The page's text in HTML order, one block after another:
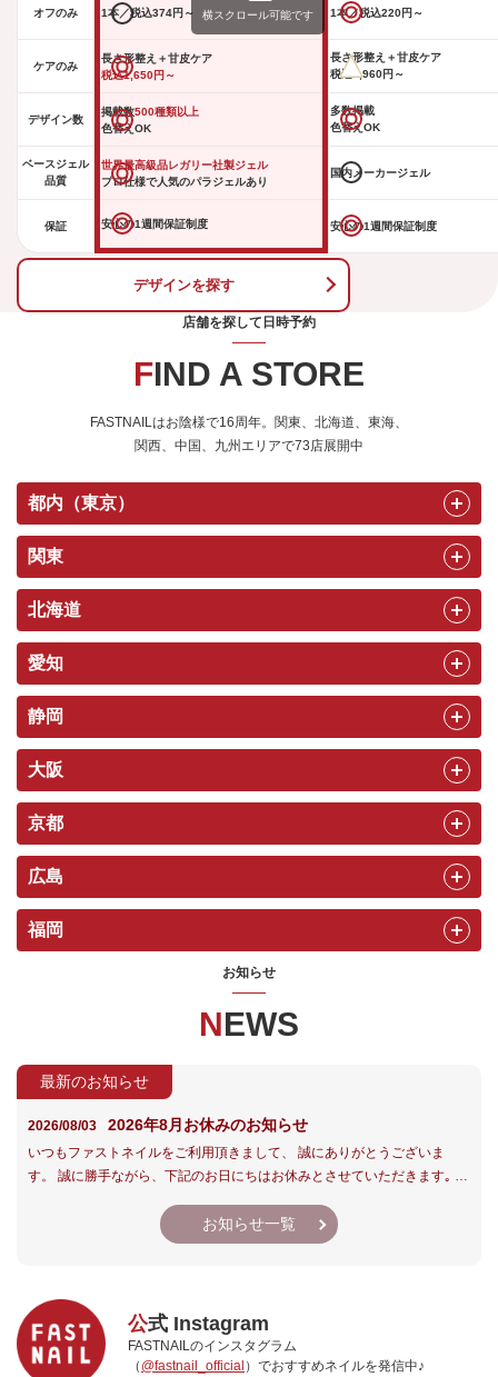
オフのみ 1本／税込374円～ 1本／税込220円～
ケアのみ
長さ形整え＋甘皮ケア
税込1,650円～
長さ形整え＋甘皮ケア
税込3,960円～
デザイン数
掲載数500種類以上
色替えOK
多数掲載
色替えOK
ベースジェル
品質
世界最高級品レガリー社製ジェル
プロ仕様で人気のパラジェルあり
国内メーカージェル
保証 安心の1週間保証制度 安心の1週間保証制度
横スクロール可能です
デザインを探す
店舗を探して日時予約
FIND A STORE
FASTNAILはお陰様で16周年。関東、北海道、東海、
関西、中国、九州エリアで73店展開中
都内（東京）
関東
北海道
愛知
静岡
大阪
京都
広島
福岡
お知らせ
NEWS
最新のお知らせ
2026/08/03 2026年8月お休みのお知らせ
いつもファストネイルをご利用頂きまして、 誠にありがとうございま
す。 誠に勝手ながら、下記のお日にちはお休みとさせていただきます｡ お
お知らせ一覧
公式 Instagram
FASTNAILのインスタグラム
（ @fastnail_official ）でおすすめネイルを発信中♪